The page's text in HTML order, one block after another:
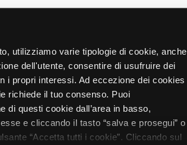
utilizziamo varie tipologie di cookie, anche
dell'utente, consentire di usufruire dei
i propri interessi. Ad eccezione dei cookies
richiede il tuo consenso. Puoi
di questi cookie dall’area in basso,
e cliccando il tasto “salva e prosegui” o
“Accetta tutti i cookie”. Cliccando sul